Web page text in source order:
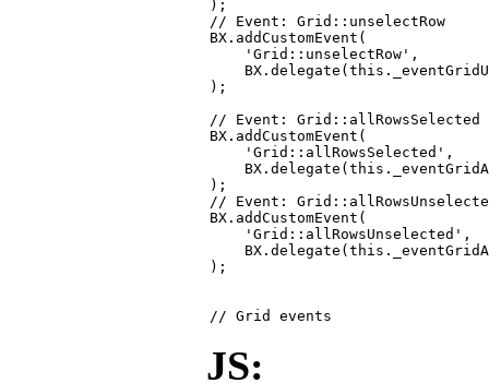
);
// Event: Grid::unselectRow
BX.addCustomEvent(
'Grid::unselectRow',
);
// Event: Grid::allRowsSelected
BX.addCustomEvent(
'Grid::allRowsSelected',
);
// Event:
BX.addCustomEvent(
'Grid::allRowsUnselected',
);
JS: